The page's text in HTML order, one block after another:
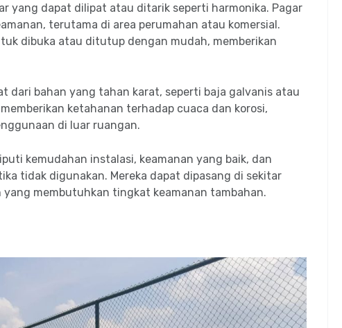
yang dapat dilipat atau ditarik seperti harmonika. Pagar
terutama di area perumahan atau komersial.
dibuka atau ditutup dengan mudah, memberikan
dari bahan yang tahan karat, seperti baja galvanis atau
ketahanan terhadap cuaca dan korosi,
di luar ruangan.
kemudahan instalasi, keamanan yang baik, dan
tidak digunakan. Mereka dapat dipasang di sekitar
membutuhkan tingkat keamanan tambahan.